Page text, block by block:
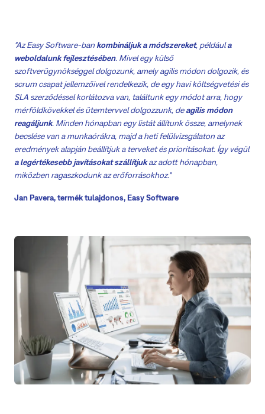
"Az Easy Software-ban kombináljuk a módszereket, példáula
weboldalunk fejlesztésében. Mivel egy külső
szoftverügynökséggel dolgozunk, amely agilis módon dolgozik, és
scrum csapat jellemzőivel rendelkezik, de egy havi költségvetési és
SLA szerződéssel korlátozva van, találtunk egy módot arra, hogy
mérföldkövekkel és ütemtervvel dolgozzunk, deagilis módon
reagáljunk. Minden hónapban egy listát állítunk össze, amelynek
becslése van a munkaórákra, majd a heti felülvizsgálaton az
eredmények alapján beállítjuk a terveket és prioritásokat. Így végül
a legértékesebb javításokat szállítjukaz adott hónapban,
miközben ragaszkodunk az erőforrásokhoz."
Jan Pavera, termék tulajdonos, Easy Software